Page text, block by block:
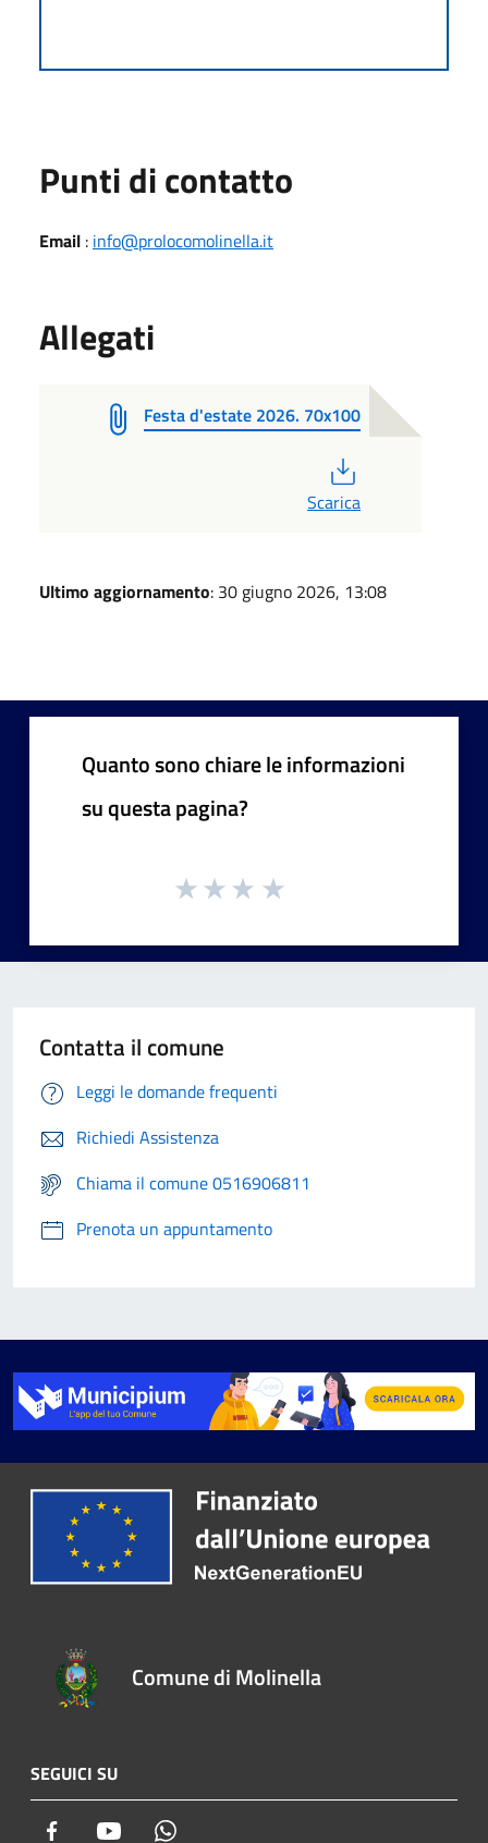
Punti di contatto
Email : info@prolocomolinella.it
Allegati
Festa d'estate 2026. 70x100
Scarica
Ultimo aggiornamento: 30 giugno 2026, 13:08
Quanto sono chiare le informazioni
su questa pagina?
Contatta il comune
Leggi le domande frequenti
Richiedi Assistenza
Chiama il comune 0516906811
Prenota un appuntamento
Comune di Molinella
SEGUICI SU
Facebook Youtube